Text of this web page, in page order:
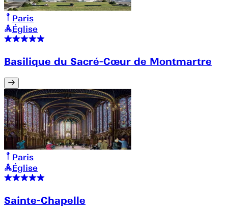
Paris
Église
Basilique du Sacré-Cœur de Montmartre
Paris
Église
Sainte-Chapelle